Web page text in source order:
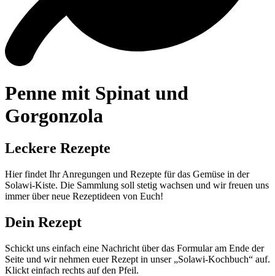
Penne mit Spinat und
Gorgonzola
Leckere Rezepte
Hier findet Ihr Anregungen und Rezepte für das Gemüse in der
Solawi-Kiste. Die Sammlung soll stetig wachsen und wir freuen uns
immer über neue Rezeptideen von Euch!
Dein Rezept
Schickt uns einfach eine Nachricht über das Formular am Ende der
Seite und wir nehmen euer Rezept in unser „Solawi-Kochbuch“ auf.
Klickt einfach rechts auf den Pfeil.